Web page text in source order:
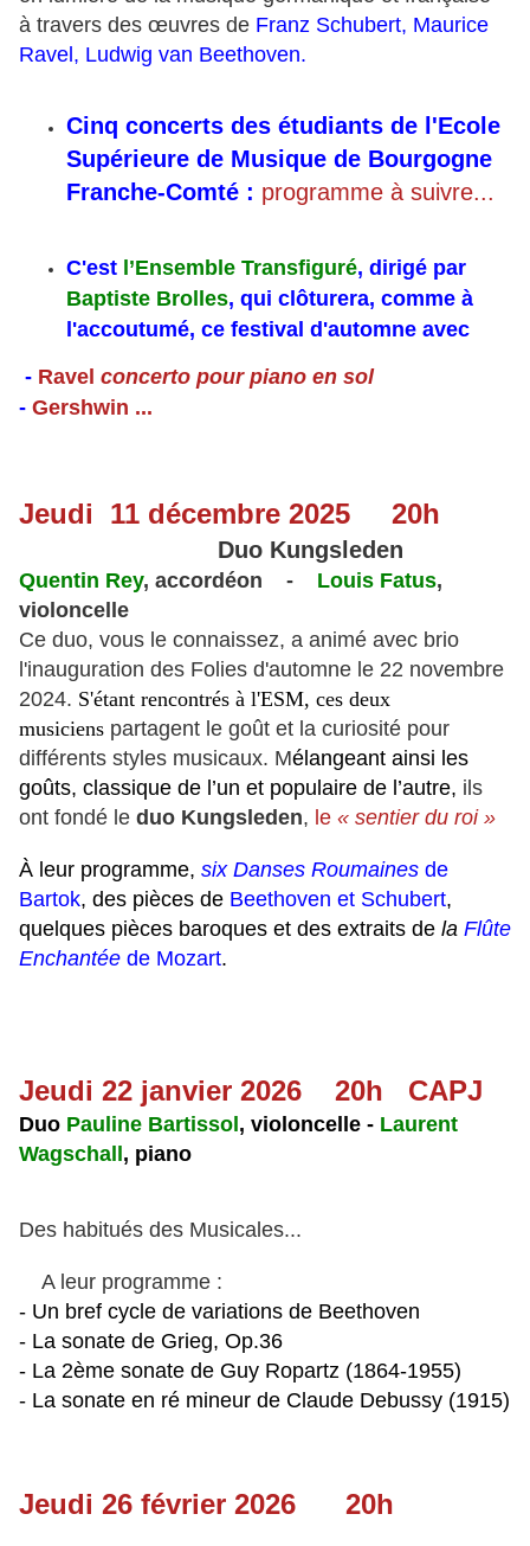
à travers des œuvres de Franz Schubert, Maurice
Ravel, Ludwig van Beethoven.
Cinq concerts des étudiants de l'Ecole
Supérieure de Musique de Bourgogne
Franche-Comté : programme à suivre...
C'est l’Ensemble Transfiguré, dirigé par
Baptiste Brolles, qui clôturera, comme à
l'accoutumé, ce festival d'automne avec
- Ravel concerto pour piano en sol
- Gershwin ...
Jeudi 11 décembre 2025 20h
Duo Kungsleden
Quentin Rey, accordéon - Louis Fatus,
violoncelle
Ce duo, vous le connaissez, a animé avec brio
l'inauguration des Folies d'automne le 22 novembre
2024. S'étant rencontrés à l'ESM, ces deux
musiciens partagent le goût et la curiosité pour
différents styles musicaux. Mélangeant ainsi les
goûts, classique de l’un et populaire de l’autre, ils
ont fondé le duo Kungsleden, le « sentier du roi »
À leur programme, six Danses Roumaines de
Bartok, des pièces de Beethoven et Schubert,
quelques pièces baroques et des extraits de la Flûte
Enchantée de Mozart.
Jeudi 22 janvier 2026 20h CAPJ
Duo Pauline Bartissol , violoncelle - Laurent
Wagschall , piano
Des habitués des Musicales...
A leur programme :
- Un bref cycle de variations de Beethoven
- La sonate de Grieg, Op.36
- La 2ème sonate de Guy Ropartz (1864-1955)
- La sonate en ré mineur de Claude Debussy (1915)
Jeudi 26 février 2026 20h